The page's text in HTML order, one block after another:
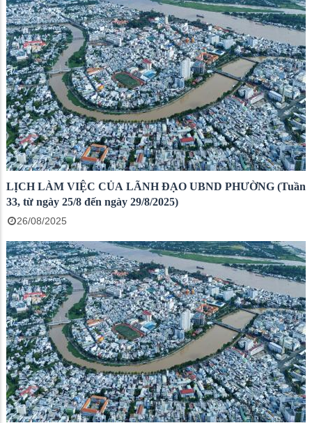
LỊCH LÀM VIỆC CỦA LÃNH ĐẠO UBND PHƯỜNG (Tuần
33, từ ngày 25/8 đến ngày 29/8/2025)
26/08/2025